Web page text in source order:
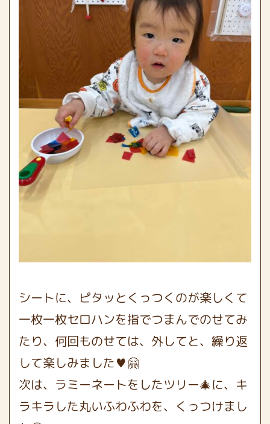
シートに、ピタッとくっつくのが楽しくて
一枚一枚セロハンを指でつまんでのせてみ
たり、何回ものせては、外してと、繰り返
して楽しみました♥🤗
次は、ラミーネートをしたツリー🎄に、キ
ラキラした丸いふわふわを、くっつけまし